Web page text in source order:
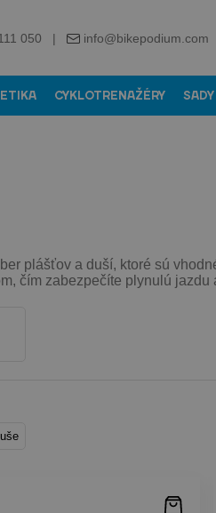
050 | info@bikepodium.com
CYKLOTRENAŽÉRY
plášťov a duší, ktoré sú
čím zabezpečíte plynulú jazdu